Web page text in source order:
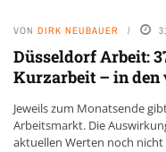
VON DIRK NEUBAUER
Düsseldorf Arbeit:
Kurzarbeit – in den
Jeweils zum Monatsende
Arbeitsmarkt. Die
aktuellen Werten noch nicht